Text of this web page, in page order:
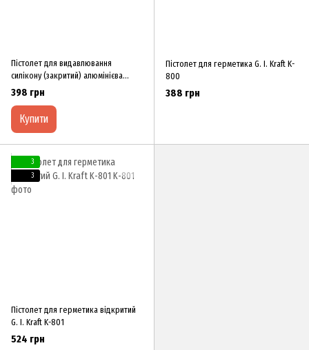
Пістолет для видавлювання
силікону (закритий) алюмінієва
ручка Миол 09-165
398 грн
Купити
Пістолет для герметика G. I. Kraft K-
800
388 грн
3
3
Пістолет для герметика відкритий
G. I. Kraft K-801
524 грн